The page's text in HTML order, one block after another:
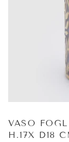
VASO
H.17X D18